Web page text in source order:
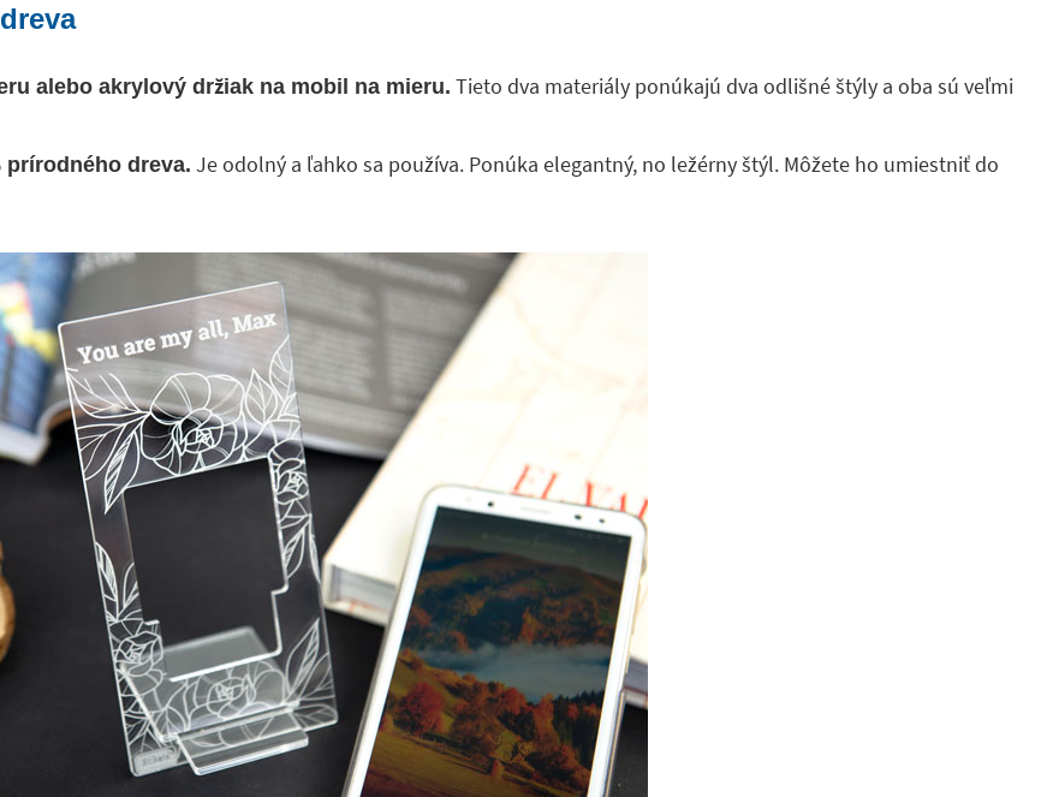
alebo akrylový držiak na mobil na mieru. Tieto dva materiály ponúkajú dva odlišné štýly a oba sú veľmi
prírodného dreva. Je odolný a ľahko sa používa. Ponúka elegantný, no ležérny štýl. Môžete ho umiestniť do